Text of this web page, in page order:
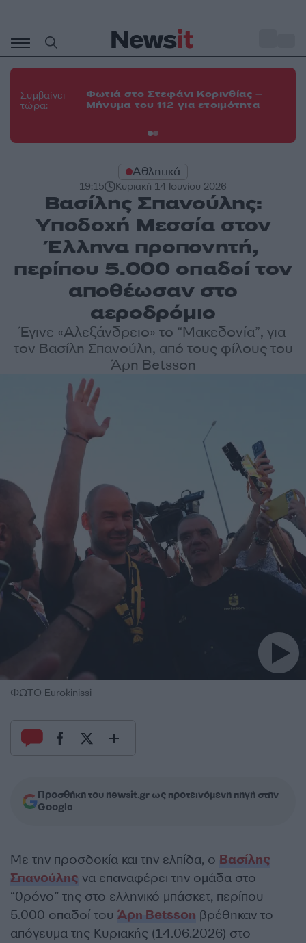
περιεχόμενο
Συμβαίνει
τώρα:
Φωτιά στο Στεφάνι Κορινθίας –
Μήνυμα του 112 για ετοιμότητα
Αθλητικά
19:15 Κυριακή 14 Ιουνίου 2026
Βασίλης Σπανούλης:
Υποδοχή Μεσσία στον
Έλληνα προπονητή,
περίπου 5.000 οπαδοί τον
αποθέωσαν στο
αεροδρόμιο
Έγινε «Αλεξάνδρειο» το “Μακεδονία”, για
τον Βασίλη Σπανούλη, από τους φίλους του
Άρη Betsson
ΦΩΤΟ Eurokinissi
Προσθήκη του newsit.gr ως προτεινόμενη πηγή στην
Google
Με την προσδοκία και την ελπίδα, ο Βασίλης
Σπανούλης να επαναφέρει την ομάδα στο
“θρόνο” της στο ελληνικό μπάσκετ, περίπου
5.000 οπαδοί του Άρη Betsson βρέθηκαν το
απόγευμα της Κυριακής (14.06.2026) στο